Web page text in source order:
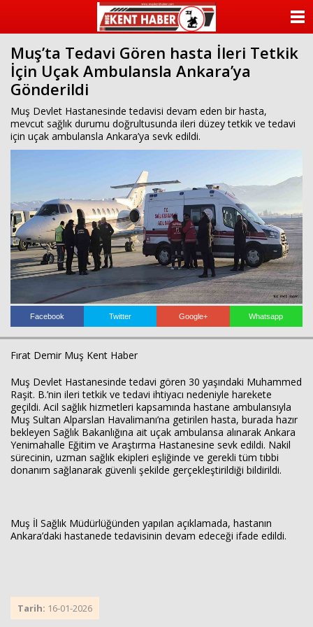
Muş’ta Tedavi Gören hasta İleri Tetkik
İçin Uçak Ambulansla Ankara’ya
Gönderildi
Muş Devlet Hastanesinde tedavisi devam eden bir hasta,
mevcut sağlık durumu doğrultusunda ileri düzey tetkik ve tedavi
için uçak ambulansla Ankara’ya sevk edildi.
Facebook Twitter Google+ Whatsapp
Fırat Demir Muş Kent Haber
Muş Devlet Hastanesinde tedavi gören 30 yaşındaki Muhammed
Raşit. B.’nin ileri tetkik ve tedavi ihtiyacı nedeniyle harekete
geçildi. Acil sağlık hizmetleri kapsamında hastane ambulansıyla
Muş Sultan Alparslan Havalimanı’na getirilen hasta, burada hazır
bekleyen Sağlık Bakanlığına ait uçak ambulansa alınarak Ankara
Yenimahalle Eğitim ve Araştırma Hastanesine sevk edildi. Nakil
sürecinin, uzman sağlık ekipleri eşliğinde ve gerekli tüm tıbbi
donanım sağlanarak güvenli şekilde gerçekleştirildiği bildirildi.
Muş İl Sağlık Müdürlüğünden yapılan açıklamada, hastanın
Ankara’daki hastanede tedavisinin devam edeceği ifade edildi.
Tarih: 16-01-2026
ANASAYFA
KATEGORİLER
ANKETLER
VİDEO GALERİ
KÜNYE
İLETİŞİM
Haberin Doğru Adresi.